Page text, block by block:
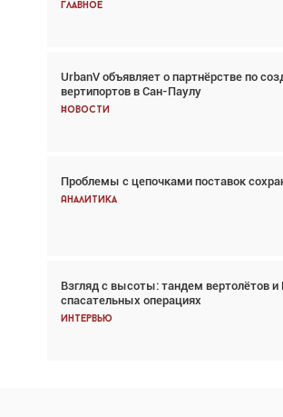
Главное
UrbanV объявляет о партнёрстве по
вертипортов в Сан-Паулу
Новости
Проблемы с цепочками поставок
Аналитика
Взгляд с высоты: тандем вертолётов
спасательных операциях
Интервью
Главное
Авиационный фотограф Дэйв Кох:
говорит сама за себя... а ИИ всё портит»
Новости
Впервые с 2024 года глобальный
снижается три недели подряд
Частный самолёт – это актив.
покупке соответствующим образом
Интервью